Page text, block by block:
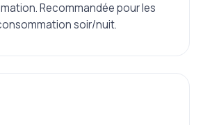
Recommandée pour les
soir/nuit.